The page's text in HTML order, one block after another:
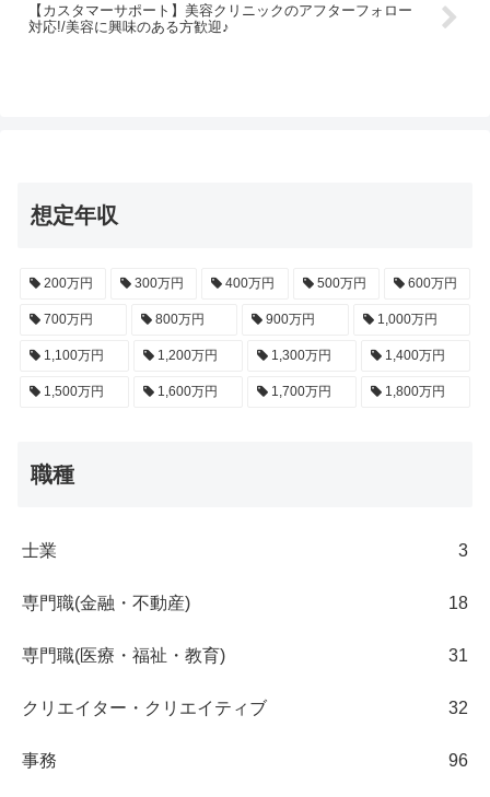
【カスタマーサポート】美容クリニックのアフターフォロー
対応!/美容に興味のある方歓迎♪
想定年収
200万円 300万円 400万円 500万円 600万円
700万円 800万円 900万円 1,000万円
1,100万円 1,200万円 1,300万円 1,400万円
1,500万円 1,600万円 1,700万円 1,800万円
職種
士業 3
専門職(金融・不動産) 18
専門職(医療・福祉・教育) 31
クリエイター・クリエイティブ 32
事務 96